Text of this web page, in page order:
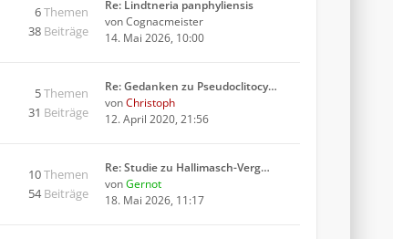
6Themen
38 Beiträge
Re: Lindtneria panphyliensis
vonCognacmeister
14. Mai 2026, 10:00
5Themen
31 Beiträge
Re: Gedanken zu Pseudoclitocy…
vonChristoph
12. April 2020, 21:56
10Themen
54Beiträge
Re: Studie zu Hallimasch-Verg…
vonGernot
18. Mai 2026, 11:17